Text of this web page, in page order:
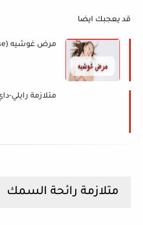
قد يعجبك ايضا
مرض غوشيه (Gaucher Disease)
متلازمة رايلي-
متلازمة رائحة السمك